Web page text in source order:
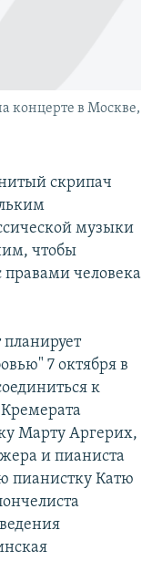
концерте в Москве,
скрипач
музыки
чтобы
человека
7 октября в
к
Марту Аргерих,
и пианиста
пианистку Катю